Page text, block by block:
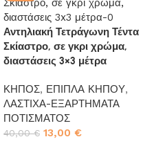
Αντηλιακή Τετράγωνη Τέντα
Σκίαστρο, σε γκρι χρώμα,
διαστάσεις 3×3 μέτρα
ΚΗΠΟΣ, ΕΠΙΠΛΑ ΚΗΠΟΥ,
ΛΑΣΤΙΧΑ-ΕΞΑΡΤΗΜΑΤΑ
ΠΟΤΙΣΜΑΤΟΣ
40,00€ 13,00 €